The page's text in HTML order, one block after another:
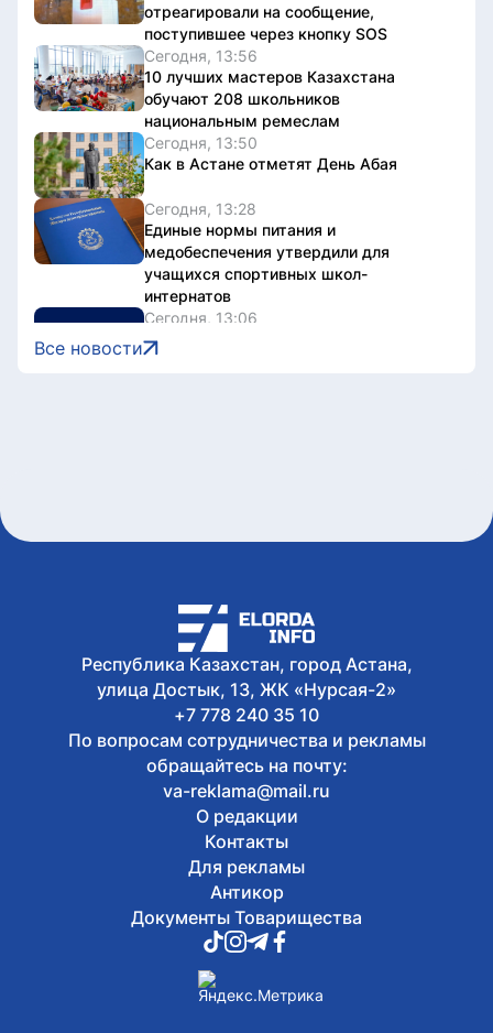
отреагировали на сообщение,
поступившее через кнопку SOS
Сегодня, 13:56
10 лучших мастеров Казахстана
обучают 208 школьников
национальным ремеслам
Сегодня, 13:50
Как в Астане отметят День Абая
Сегодня, 13:28
Единые нормы питания и
медобеспечения утвердили для
учащихся спортивных школ-
интернатов
Сегодня, 13:06
Конгресс УЕФА пройдет в Астане в
2027 году
Полет беспилотного воздушного судна
с пассажиром провели в Астане
Сегодня, 12:13
Двоих водителей BMW арестовали на
10 суток в Астане
Все новости
Республика Казахстан, город Астана,
улица Достык, 13, ЖК «Нурсая-2»
+7 778 240 35 10
По вопросам сотрудничества и рекламы
обращайтесь на почту:
va-reklama@mail.ru
О редакции
Контакты
Для рекламы
Антикор
Документы Товарищества